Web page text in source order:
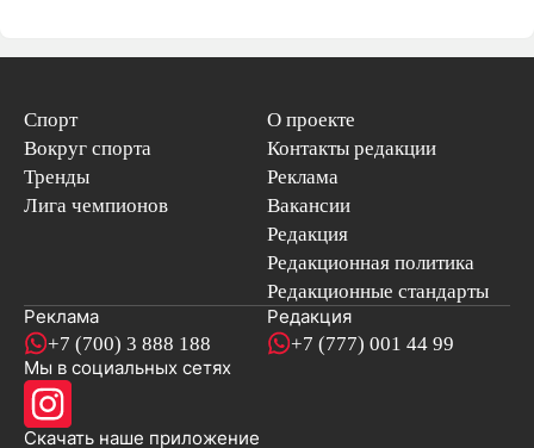
Спорт
Вокруг спорта
Тренды
Лига чемпионов
О проекте
Контакты редакции
Реклама
Вакансии
Редакция
Редакционная политика
Редакционные стандарты
Реклама
+7 (700) 3 888 188
Редакция
+7 (777) 001 44 99
Мы в социальных сетях
Скачать наше приложениеновостей